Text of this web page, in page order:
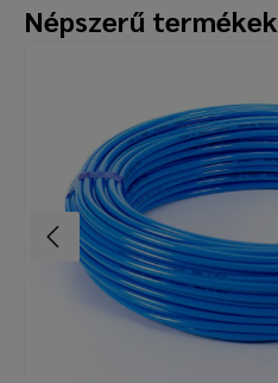
Népszerű termékek